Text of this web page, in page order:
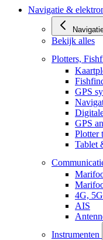
Navigatie &
Bekijk alles
Plotters,
GPS
GPS
Plotter
Tablet
4G,
AIS
Instrumenten